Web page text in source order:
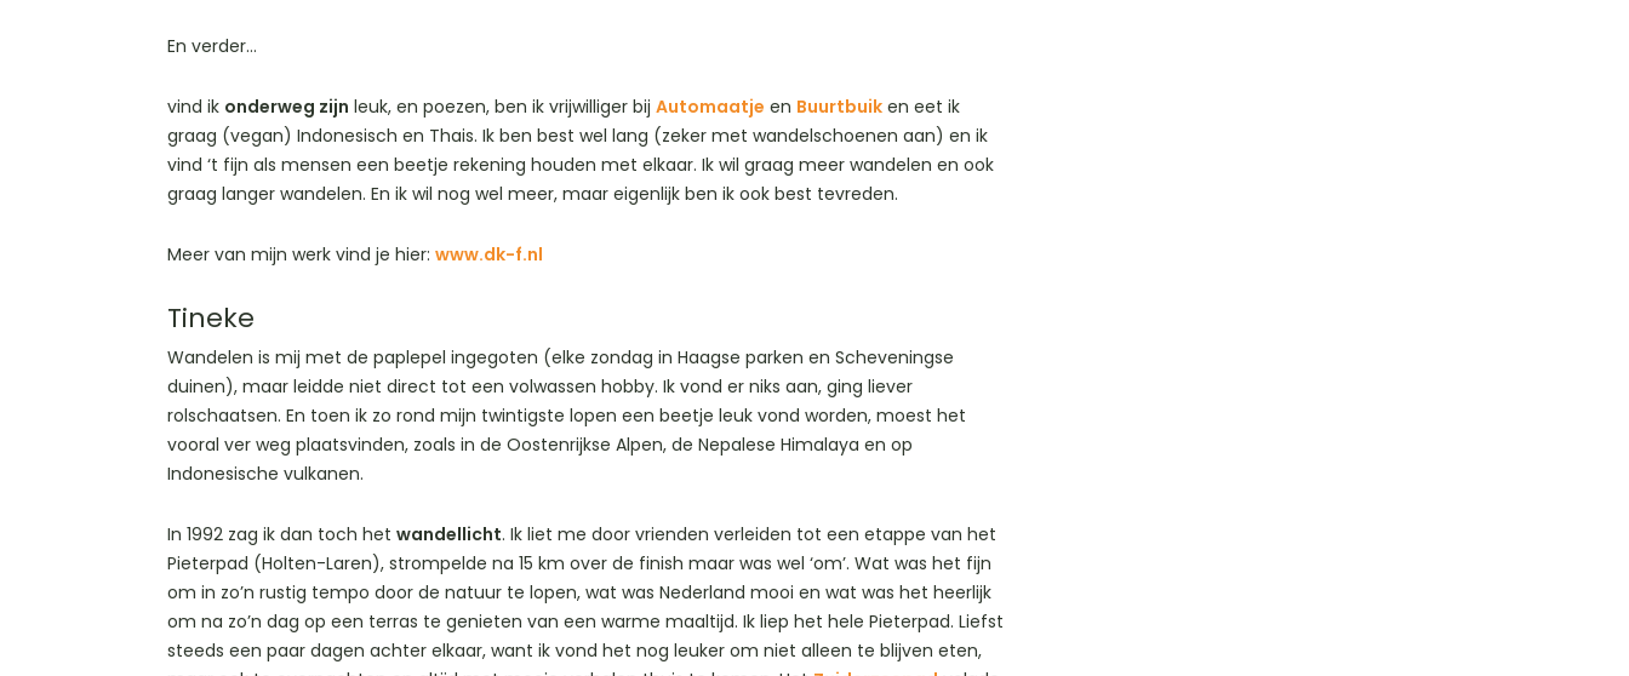
En verder…
vind ik onderweg zijn leuk, en poezen, ben ik vrijwilliger bij Automaatje en Buurtbuik en eet ik
graag (vegan) Indonesisch en Thais. Ik ben best wel lang (zeker met wandelschoenen aan) en ik
vind ‘t fijn als mensen een beetje rekening houden met elkaar. Ik wil graag meer wandelen en ook
graag langer wandelen. En ik wil nog wel meer, maar eigenlijk ben ik ook best tevreden.
Meer van mijn werk vind je hier: www.dk-f.nl
Tineke
Wandelen is mij met de paplepel ingegoten (elke zondag in Haagse parken en Scheveningse
duinen), maar leidde niet direct tot een volwassen hobby. Ik vond er niks aan, ging liever
rolschaatsen. En toen ik zo rond mijn twintigste lopen een beetje leuk vond worden, moest het
vooral ver weg plaatsvinden, zoals in de Oostenrijkse Alpen, de Nepalese Himalaya en op
Indonesische vulkanen.
In 1992 zag ik dan toch het wandellicht. Ik liet me door vrienden verleiden tot een etappe van het
Pieterpad (Holten-Laren), strompelde na 15 km over de finish maar was wel ‘om’. Wat was het fijn
om in zo’n rustig tempo door de natuur te lopen, wat was Nederland mooi en wat was het heerlijk
om na zo’n dag op een terras te genieten van een warme maaltijd. Ik liep het hele Pieterpad. Liefst
steeds een paar dagen achter elkaar, want ik vond het nog leuker om niet alleen te blijven eten,